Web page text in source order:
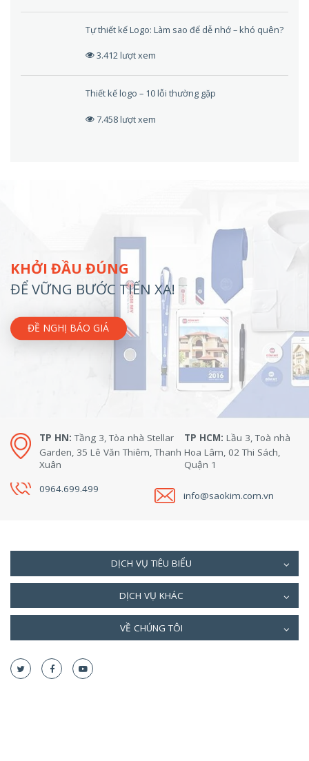
Tự thiết kế Logo: Làm sao để dễ nhớ – khó quên?
3.412 lượt xem
Thiết kế logo – 10 lỗi thường gặp
7.458 lượt xem
KHỞI ĐẦU ĐÚNG
ĐỂ VỮNG BƯỚC TIẾN XA!
ĐỀ NGHỊ BÁO GIÁ
TP HN: Tầng 3, Tòa nhà Stellar
Garden, 35 Lê Văn Thiêm, Thanh
Xuân
TP HCM: Lầu 3, Toà nhà
Hoa Lâm, 02 Thi Sách,
Quận 1
0964.699.499
info@saokim.com.vn
DỊCH VỤ TIÊU BIỂU
DỊCH VỤ KHÁC
VỀ CHÚNG TÔI